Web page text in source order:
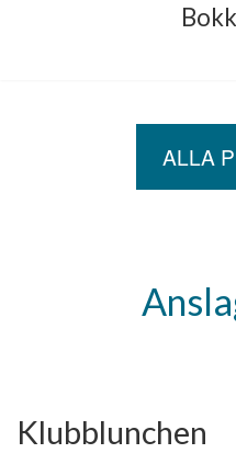
ALLA
Klubblunchen